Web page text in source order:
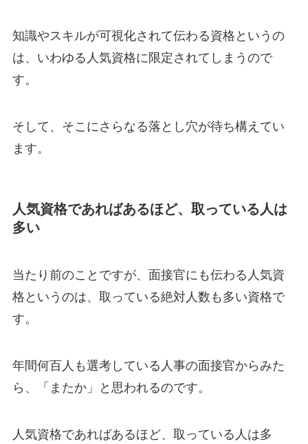
知識やスキルが可視化されて伝わる資格というの
は、いわゆる人気資格に限定されてしまうので
す。
そして、そこにさらなる落とし穴が待ち構えてい
ます。
人気資格であればあるほど、取っている人は
多い
当たり前のことですが、面接官にも伝わる人気資
格というのは、取っている絶対人数も多い資格で
す。
年間何百人も選考している人事の面接官からみた
ら、「またか」と思われるのです。
人気資格であればあるほど、取っている人は多